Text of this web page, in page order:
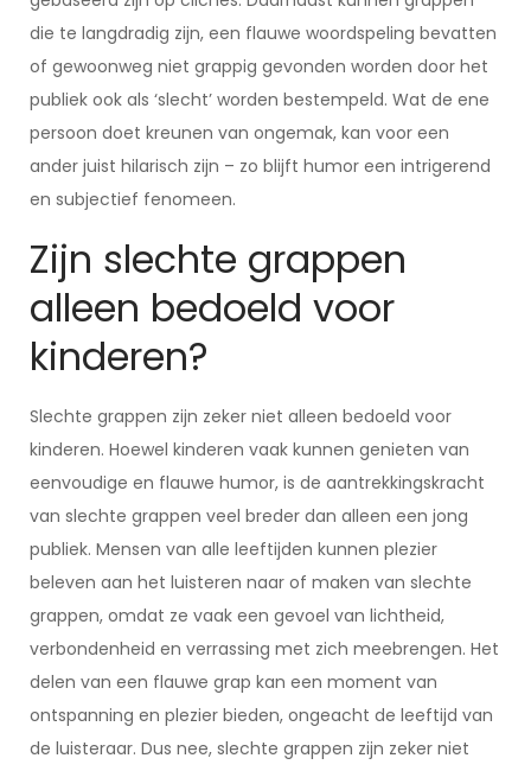
die te langdradig zijn, een flauwe woordspeling bevatten
of gewoonweg niet grappig gevonden worden door het
publiek ook als ‘slecht’ worden bestempeld. Wat de ene
persoon doet kreunen van ongemak, kan voor een
ander juist hilarisch zijn – zo blijft humor een intrigerend
en subjectief fenomeen.
Zijn slechte grappen
alleen bedoeld voor
kinderen?
Slechte grappen zijn zeker niet alleen bedoeld voor
kinderen. Hoewel kinderen vaak kunnen genieten van
eenvoudige en flauwe humor, is de aantrekkingskracht
van slechte grappen veel breder dan alleen een jong
publiek. Mensen van alle leeftijden kunnen plezier
beleven aan het luisteren naar of maken van slechte
grappen, omdat ze vaak een gevoel van lichtheid,
verbondenheid en verrassing met zich meebrengen. Het
delen van een flauwe grap kan een moment van
ontspanning en plezier bieden, ongeacht de leeftijd van
de luisteraar. Dus nee, slechte grappen zijn zeker niet